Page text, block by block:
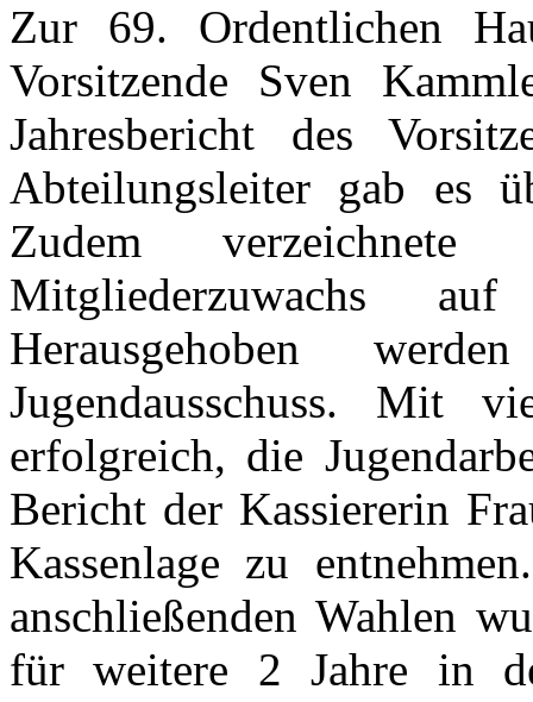
Zur 69. Ordentlichen
Vorsitzende Sven
Jahresbericht des
Abteilungsleiter gab es
Zudem
Mitgliederzuwachs
Herausgehoben
Jugendausschuss. Mit
erfolgreich, die
Bericht der Kassiererin
Kassenlage zu
anschließenden Wahlen
für weitere 2 Jahre in